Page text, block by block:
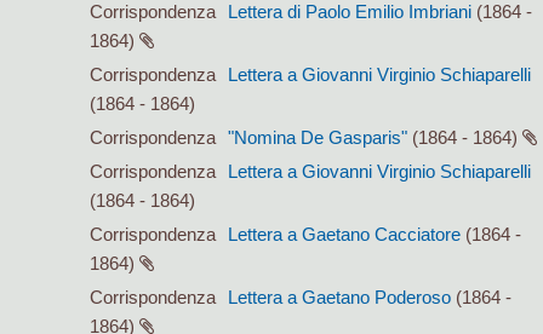
Corrispondenza Lettera di Paolo Emilio Imbriani (1864 -
1864)
Corrispondenza
Lettera a Giovanni Virginio Schiaparelli
(1864 - 1864)
Corrispondenza
"Nomina De Gasparis" (1864 - 1864)
Corrispondenza
Lettera a Giovanni Virginio Schiaparelli
(1864 - 1864)
Corrispondenza
Lettera a Gaetano Cacciatore (1864 -
1864)
Corrispondenza
Lettera a Gaetano Poderoso (1864 -
1864)